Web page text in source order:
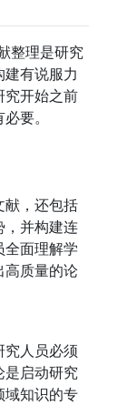
整理是研究
有说服力
究开始之前
要。
，还包括
，并构建连
面理解学
高质量的论
人员必须
是启动研究
域知识的专